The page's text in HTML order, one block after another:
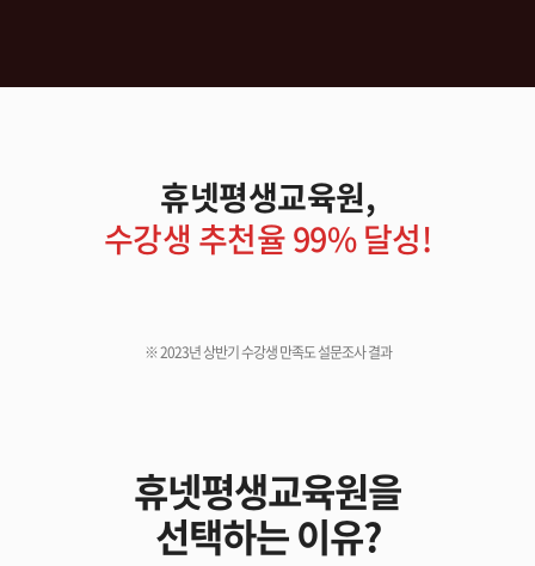
휴넷평생교육원,
수강생 추천율 99% 달성!
※ 2023년 상반기 수강생 만족도 설문조사 결과
휴넷평생교육원을
선택하는 이유?